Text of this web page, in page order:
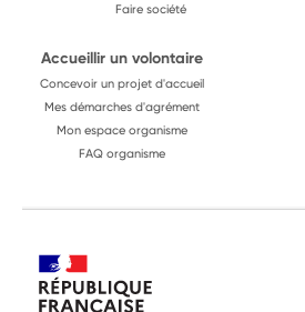
Faire société
Accueillir un volontaire
Concevoir un projet d'accueil
Mes démarches d'agrément
Mon espace organisme
FAQ organisme